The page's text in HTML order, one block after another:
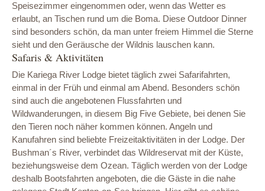
Speisezimmer eingenommen oder, wenn das Wetter es
erlaubt, an Tischen rund um die Boma. Diese Outdoor Dinner
sind besonders schön, da man unter freiem Himmel die Sterne
sieht und den Geräusche der Wildnis lauschen kann.
Safaris & Aktivitäten
Die Kariega River Lodge bietet täglich zwei Safarifahrten,
einmal in der Früh und einmal am Abend. Besonders schön
sind auch die angebotenen Flussfahrten und
Wildwanderungen, in diesem Big Five Gebiete, bei denen Sie
den Tieren noch näher kommen können. Angeln und
Kanufahren sind beliebte Freizeitaktivitäten in der Lodge. Der
Bushman´s River, verbindet das Wildreservat mit der Küste,
beziehungsweise dem Ozean. Täglich werden von der Lodge
deshalb Bootsfahrten angeboten, die die Gäste in die nahe